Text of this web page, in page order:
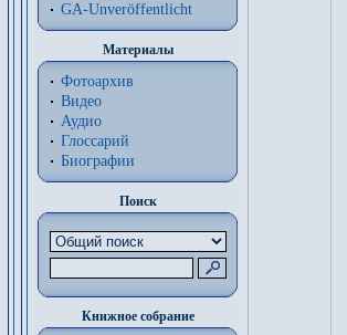
GA-Unveröffentlicht
Материалы
Фотоархив
Видео
Аудио
Глоссарий
Биографии
Поиск
Книжное собрание